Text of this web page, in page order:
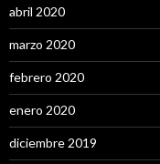
abril 2020
marzo 2020
febrero 2020
enero 2020
diciembre 2019